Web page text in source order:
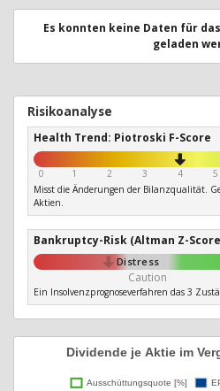
Es konnten keine Daten für
geladen
Risikoanalyse
Health Trend: Piotroski F-Score
0 1 2 3 4 5
Misst die Änderungen der Bilanzqualität.
Aktien.
Bankruptcy-Risk (Altman Z-
Distress
Caution
Ein Insolvenzprognoseverfahren das 3